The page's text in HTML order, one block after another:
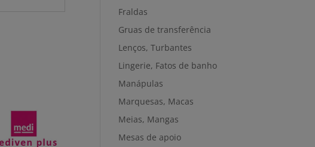
Fraldas
Gruas de transferência
Lenços, Turbantes
Lingerie, Fatos de banho
Manápulas
Marquesas, Macas
Meias, Mangas
Mesas de apoio